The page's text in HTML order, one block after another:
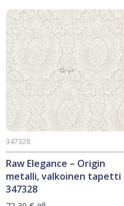
Raw Elegance – Origin
metalli, valkoinen tapetti
347328
347328